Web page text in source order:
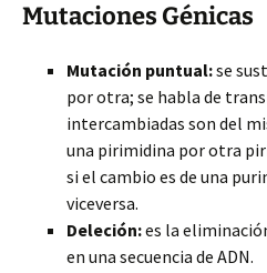
Mutaciones Génicas
Mutación puntual:se
por otra; se habla de
intercambiadas son del
una pirimidina por otra
si el cambio es de una
viceversa.
Deleción:es la
en una secuencia de ADN.